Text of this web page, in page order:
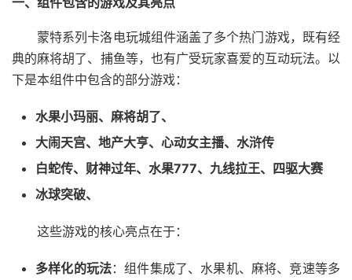
蒙特系列卡洛电玩城组件涵盖了多个热门游戏，既有经
典的麻将胡了、捕鱼等，也有广受玩家喜爱的互动玩法。以
下是本组件中包含的部分游戏：
水果小玛丽、麻将胡了、
大闹天宫、地产大亨、心动女主播、水浒传
白蛇传、财神过年、水果777、九线拉王、四驱大赛
冰球突破、
这些游戏的核心亮点在于：
多样化的玩法：组件集成了、水果机、麻将、竞速等多